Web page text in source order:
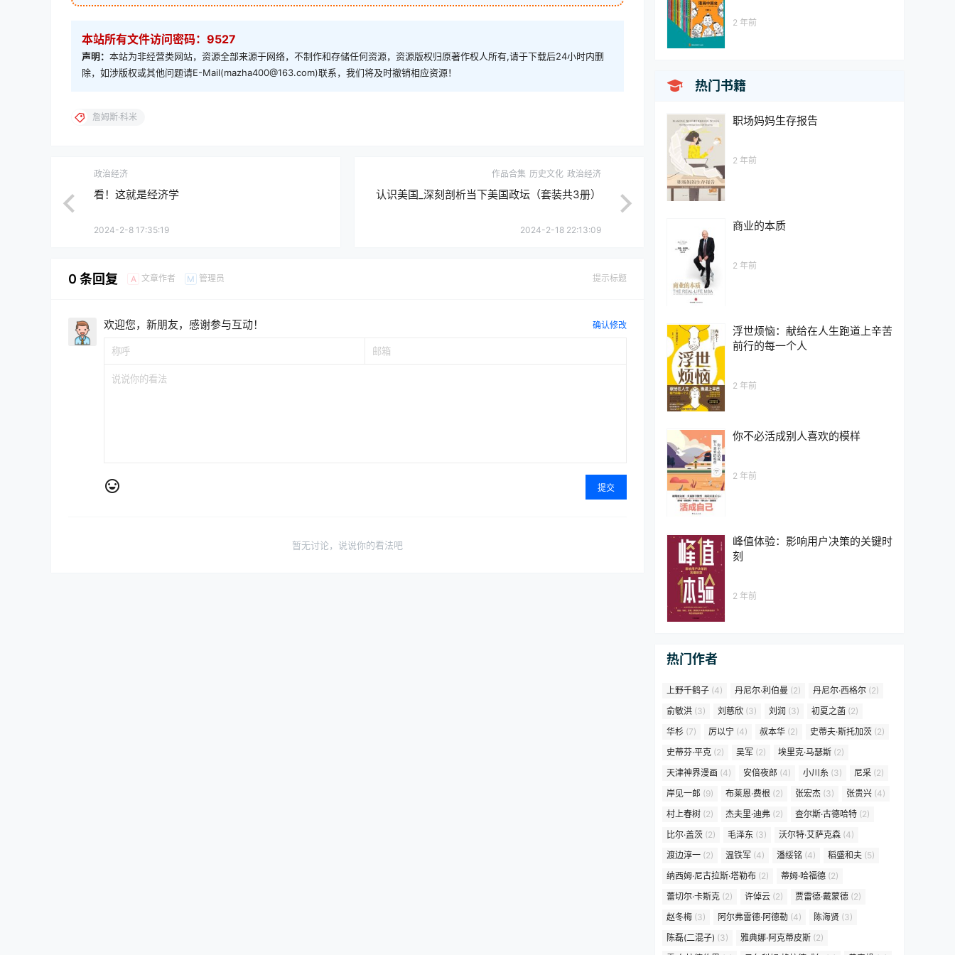
本站所有文件访问密码：9527
声明： 本站为非经营类网站，资源全部来源于网络，不制作和存储任何资源，资源版权归原著作权人所有,请于下载后24小时内删
除，如涉版权或其他问题请E-Mail(mazha400@163.com)联系，我们将及时撤销相应资源！
詹姆斯·科米
政治经济
看！这就是经济学
2024-2-8 17:35:19
作品合集 历史文化 政治经济
认识美国_深刻剖析当下美国政坛（套装共3册）
2024-2-18 22:13:09
0 条回复 A 文章作者 M 管理员 提示标题
欢迎您，新朋友，感谢参与互动！ 确认修改
提交
暂无讨论，说说你的看法吧
2 年前
 热门书籍
职场妈妈生存报告
2 年前
商业的本质
2 年前
浮世烦恼：献给在人生跑道上辛苦
前行的每一个人
2 年前
你不必活成别人喜欢的模样
2 年前
峰值体验：影响用户决策的关键时
刻
2 年前
热门作者
上野千鹤子 (4) 丹尼尔·利伯曼 (2) 丹尼尔·西格尔 (2)
俞敏洪 (3) 刘慈欣 (3) 刘润 (3) 初夏之菡 (2)
华杉 (7) 厉以宁 (4) 叔本华 (2) 史蒂夫·斯托加茨 (2)
史蒂芬·平克 (2) 吴军 (2) 埃里克·马瑟斯 (2)
天津神界漫画 (4) 安倍夜郎 (4) 小川糸 (3) 尼采 (2)
岸见一郎 (9) 布莱恩·费根 (2) 张宏杰 (3) 张贵兴 (4)
村上春树 (2) 杰夫里·迪弗 (2) 查尔斯·古德哈特 (2)
比尔·盖茨 (2) 毛泽东 (3) 沃尔特·艾萨克森 (4)
渡边淳一 (2) 温铁军 (4) 潘绥铭 (4) 稻盛和夫 (5)
纳西姆·尼古拉斯·塔勒布 (2) 蒂姆·哈福德 (2)
蕾切尔·卡斯克 (2) 许倬云 (2) 贾雷德·戴蒙德 (2)
赵冬梅 (3) 阿尔弗雷德·阿德勒 (4) 陈海贤 (3)
陈磊(二混子) (3) 雅典娜·阿克蒂皮斯 (2)